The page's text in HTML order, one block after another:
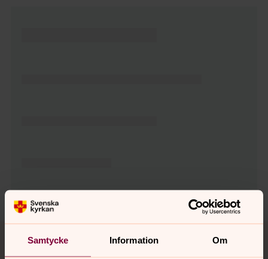
Samtycke Information Om
Tillbaka till toppen
Tillbaka till innehållet